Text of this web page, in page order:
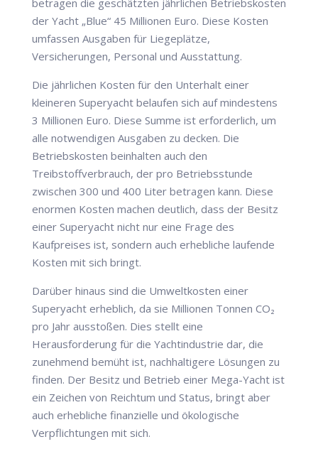
der Yacht „Blue“ 45 Millionen Euro. Diese Kosten
umfassen Ausgaben für Liegeplätze,
Versicherungen, Personal und Ausstattung.
Die jährlichen Kosten für den Unterhalt einer
kleineren Superyacht belaufen sich auf mindestens
3 Millionen Euro. Diese Summe ist erforderlich, um
alle notwendigen Ausgaben zu decken. Die
Betriebskosten beinhalten auch den
Treibstoffverbrauch, der pro Betriebsstunde
zwischen 300 und 400 Liter betragen kann. Diese
enormen Kosten machen deutlich, dass der Besitz
einer Superyacht nicht nur eine Frage des
Kaufpreises ist, sondern auch erhebliche laufende
Kosten mit sich bringt.
Darüber hinaus sind die Umweltkosten einer
Superyacht erheblich, da sie Millionen Tonnen CO₂
pro Jahr ausstoßen. Dies stellt eine
Herausforderung für die Yachtindustrie dar, die
zunehmend bemüht ist, nachhaltigere Lösungen zu
finden. Der Besitz und Betrieb einer Mega-Yacht ist
ein Zeichen von Reichtum und Status, bringt aber
auch erhebliche finanzielle und ökologische
Verpflichtungen mit sich.